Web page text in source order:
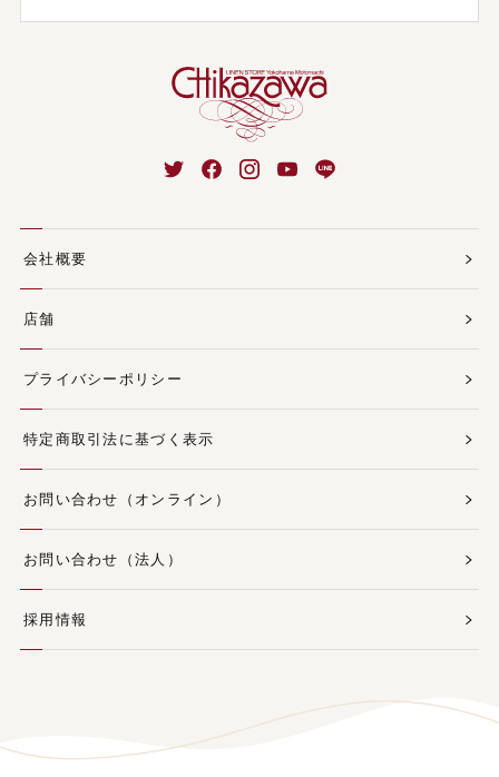
会社概要
店舗
プライバシーポリシー
特定商取引法に基づく表示
お問い合わせ（オンライン）
お問い合わせ（法人）
採用情報